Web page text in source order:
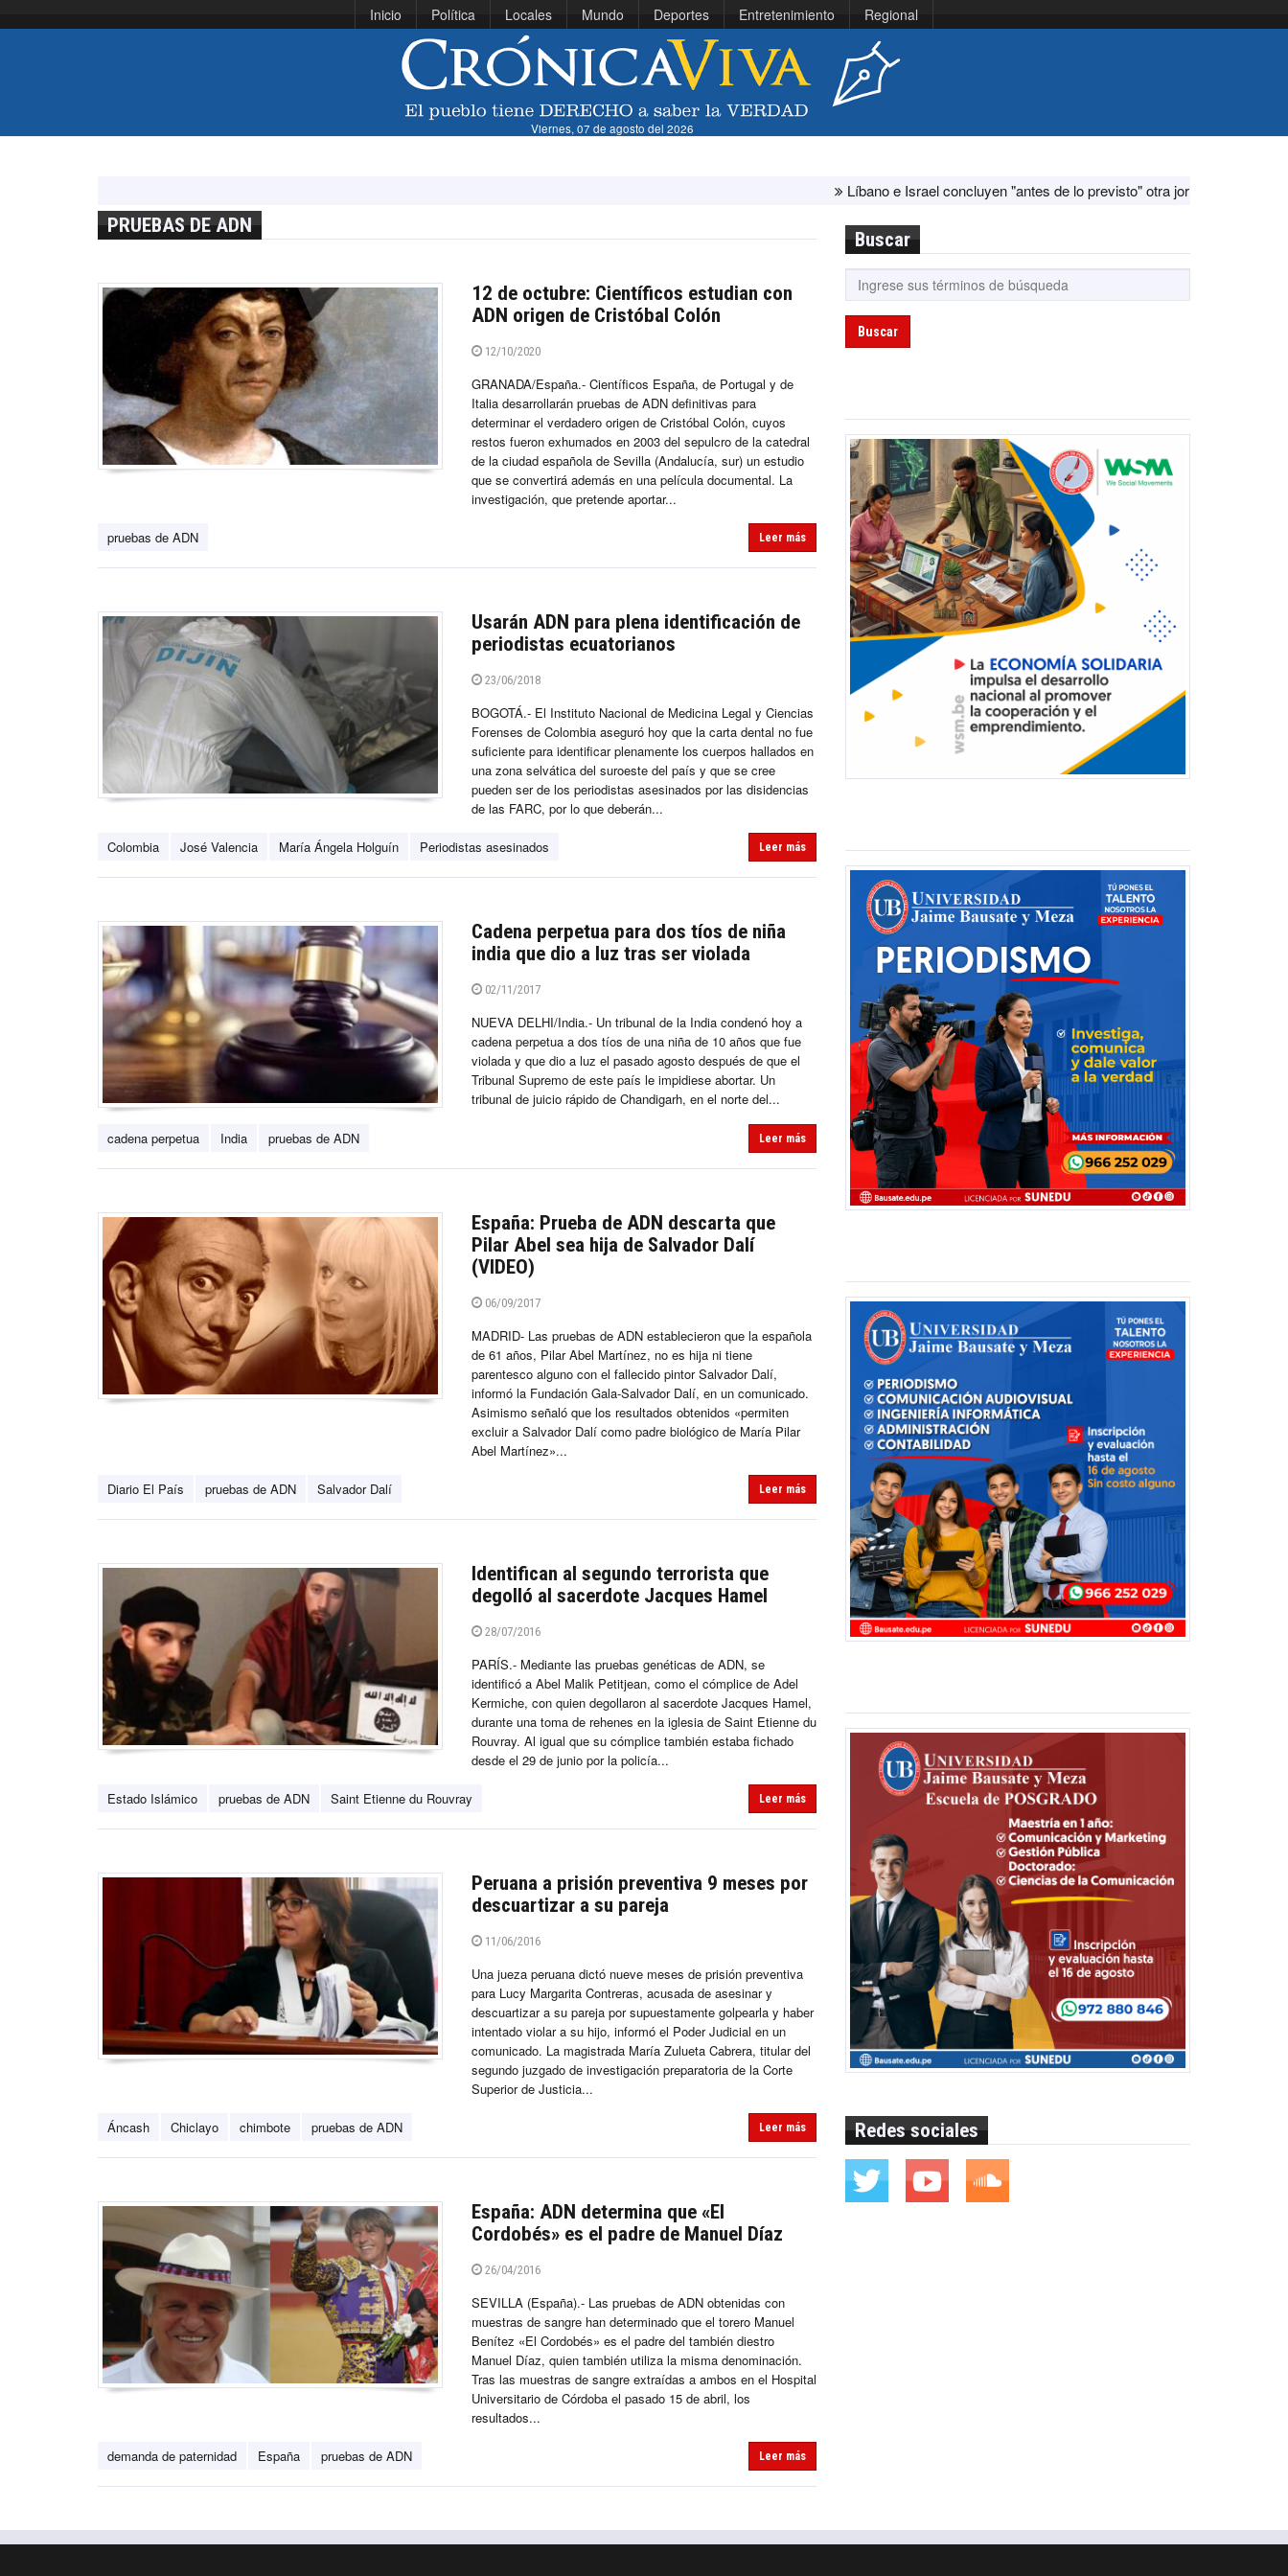
Inicio Política Locales Mundo Deportes Entretenimiento Regional
Viernes, 07 de agosto del 2026
Líbano e Israel concluyen "antes de lo previsto" otra jornada de diálogo por
PRUEBAS DE ADN
12 de octubre: Científicos estudian con
ADN origen de Cristóbal Colón
12/10/2020
GRANADA/España.- Científicos España, de Portugal y de
Italia desarrollarán pruebas de ADN definitivas para
determinar el verdadero origen de Cristóbal Colón, cuyos
restos fueron exhumados en 2003 del sepulcro de la catedral
de la ciudad española de Sevilla (Andalucía, sur) un estudio
que se convertirá además en una película documental. La
investigación, que pretende aportar...
pruebas de ADN Leer más
Usarán ADN para plena identificación de
periodistas ecuatorianos
23/06/2018
BOGOTÁ.- El Instituto Nacional de Medicina Legal y Ciencias
Forenses de Colombia aseguró hoy que la carta dental no fue
suficiente para identificar plenamente los cuerpos hallados en
una zona selvática del suroeste del país y que se cree
pueden ser de los periodistas asesinados por las disidencias
de las FARC, por lo que deberán...
Colombia José Valencia María Ángela Holguín Periodistas asesinados Leer más
Cadena perpetua para dos tíos de niña
india que dio a luz tras ser violada
02/11/2017
NUEVA DELHI/India.- Un tribunal de la India condenó hoy a
cadena perpetua a dos tíos de una niña de 10 años que fue
violada y que dio a luz el pasado agosto después de que el
Tribunal Supremo de este país le impidiese abortar. Un
tribunal de juicio rápido de Chandigarh, en el norte del...
cadena perpetua India pruebas de ADN Leer más
España: Prueba de ADN descarta que
Pilar Abel sea hija de Salvador Dalí
(VIDEO)
06/09/2017
MADRID- Las pruebas de ADN establecieron que la española
de 61 años, Pilar Abel Martínez, no es hija ni tiene
parentesco alguno con el fallecido pintor Salvador Dalí,
informó la Fundación Gala-Salvador Dalí, en un comunicado.
Asimismo señaló que los resultados obtenidos «permiten
excluir a Salvador Dalí como padre biológico de María Pilar
Abel Martínez»...
Diario El País pruebas de ADN Salvador Dalí Leer más
Identifican al segundo terrorista que
degolló al sacerdote Jacques Hamel
28/07/2016
PARÍS.- Mediante las pruebas genéticas de ADN, se
identificó a Abel Malik Petitjean, como el cómplice de Adel
Kermiche, con quien degollaron al sacerdote Jacques Hamel,
durante una toma de rehenes en la iglesia de Saint Etienne du
Rouvray. Al igual que su cómplice también estaba fichado
desde el 29 de junio por la policía...
Estado Islámico pruebas de ADN Saint Etienne du Rouvray Leer más
Peruana a prisión preventiva 9 meses por
descuartizar a su pareja
11/06/2016
Una jueza peruana dictó nueve meses de prisión preventiva
para Lucy Margarita Contreras, acusada de asesinar y
descuartizar a su pareja por supuestamente golpearla y haber
intentado violar a su hijo, informó el Poder Judicial en un
comunicado. La magistrada María Zulueta Cabrera, titular del
segundo juzgado de investigación preparatoria de la Corte
Superior de Justicia...
Áncash Chiclayo chimbote pruebas de ADN Leer más
España: ADN determina que «El
Cordobés» es el padre de Manuel Díaz
26/04/2016
SEVILLA (España).- Las pruebas de ADN obtenidas con
muestras de sangre han determinado que el torero Manuel
Benítez «El Cordobés» es el padre del también diestro
Manuel Díaz, quien también utiliza la misma denominación.
Tras las muestras de sangre extraídas a ambos en el Hospital
Universitario de Córdoba el pasado 15 de abril, los
resultados...
demanda de paternidad España pruebas de ADN Leer más
Buscar
Buscar
Redes sociales